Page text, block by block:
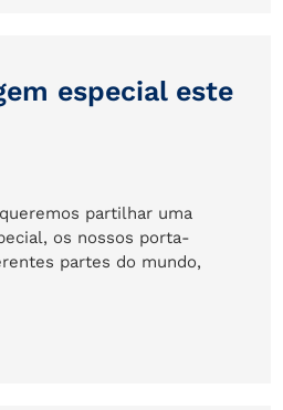
especial este
partilhar uma
os nossos porta-
partes do mundo,